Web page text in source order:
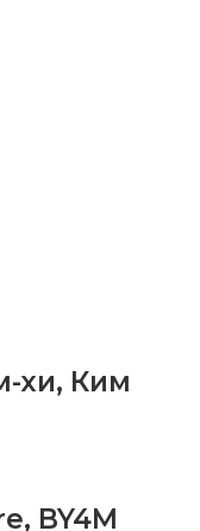
хи, Ким
, BY4M